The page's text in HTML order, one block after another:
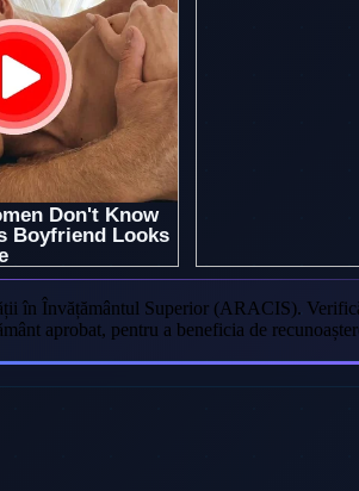
în Învățământul Superior (ARACIS).
aprobat, pentru a beneficia de